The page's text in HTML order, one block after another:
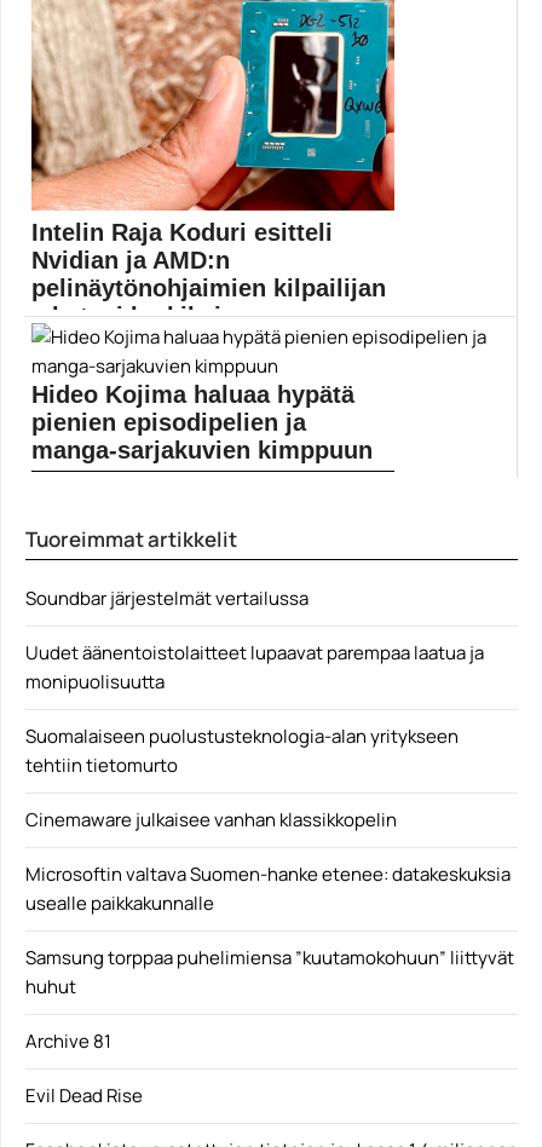
Battle royale -pelejä on nykyään kolmetoista tusinassa.
Vaikka...
battle royale -pelit
Intelin Raja Koduri esitteli
Nvidian ja AMD:n
pelinäytönohjaimien kilpailijan
– kutsui karkiksi
Intelin näytönohjaimien kehitystyöstä vastaava johtaja
Raja Koduri esitteli...
Intel
Hideo Kojima haluaa hypätä
pienien episodipelien ja
manga-sarjakuvien kimppuun
Death Stranding
Tuoreimmat artikkelit
Soundbar järjestelmät vertailussa
Uudet äänentoistolaitteet lupaavat parempaa laatua ja
monipuolisuutta
Suomalaiseen puolustusteknologia-alan yritykseen
tehtiin tietomurto
Cinemaware julkaisee vanhan klassikkopelin
Microsoftin valtava Suomen-hanke etenee: datakeskuksia
usealle paikkakunnalle
Samsung torppaa puhelimiensa ”kuutamokohuun” liittyvät
huhut
Archive 81
Evil Dead Rise